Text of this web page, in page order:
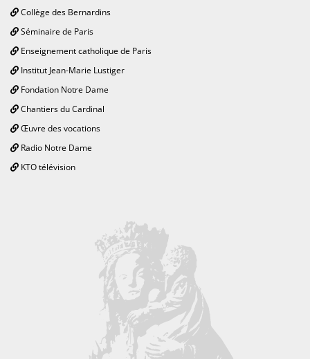
Collège des Bernardins
Séminaire de Paris
Enseignement catholique de Paris
Institut Jean-Marie Lustiger
Fondation Notre Dame
Chantiers du Cardinal
Œuvre des vocations
Radio Notre Dame
KTO télévision